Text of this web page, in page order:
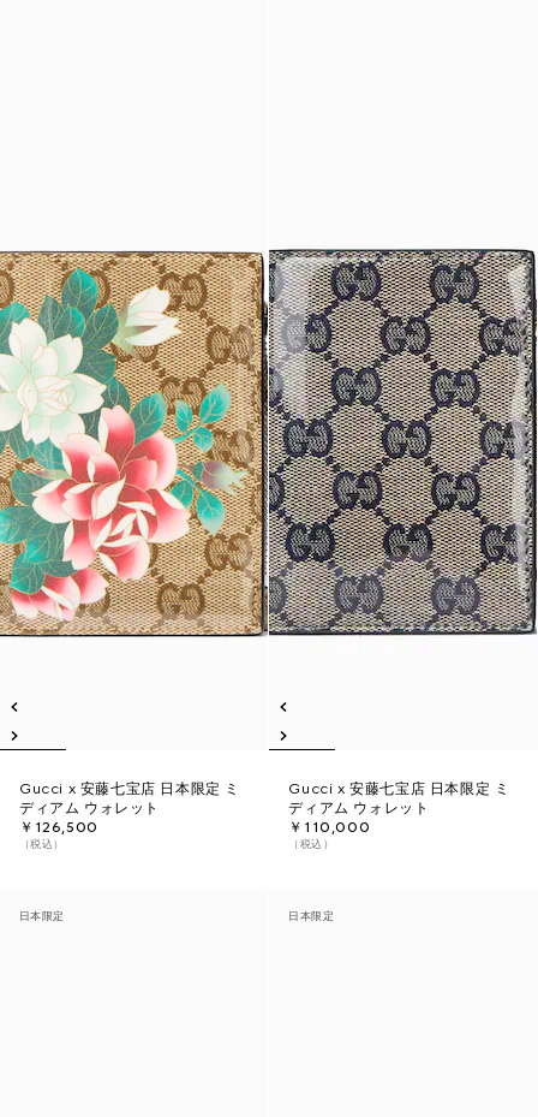
Gucci x 安藤七宝店 日本限定 ミ
ディアム ウォレット
￥126,500
（税込）
Gucci x 安藤七宝店 日本限定 ミ
ディアム ウォレット
￥110,000
（税込）
日本限定 日本限定